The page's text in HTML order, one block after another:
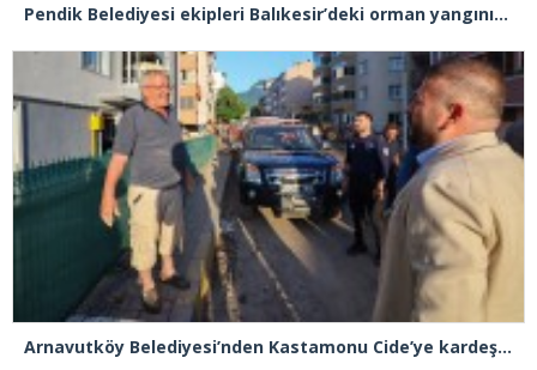
Pendik Belediyesi ekipleri Balıkesir’deki orman yangınına müdahale ediyor
Arnavutköy Belediyesi’nden Kastamonu Cide’ye kardeşlik eli